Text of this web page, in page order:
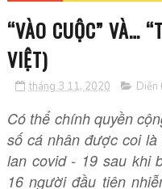
“VÀO CUỘC” VÀ…
VIỆT)
tháng 3 11, 2020 Diễn
Có thể chính quyền
số cá nhân được coi
lan covid - 19 sau khi
16 người đầu tiên